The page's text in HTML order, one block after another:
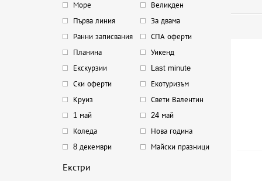
Море
Великден
Първа линия
За двама
Ранни записвания
СПА оферти
Планина
Уикенд
Екскурзии
Last minute
Ски оферти
Екотуризъм
Круиз
Свети Валентин
1 май
24 май
Коледа
Нова година
8 декември
Майски празници
Екстри